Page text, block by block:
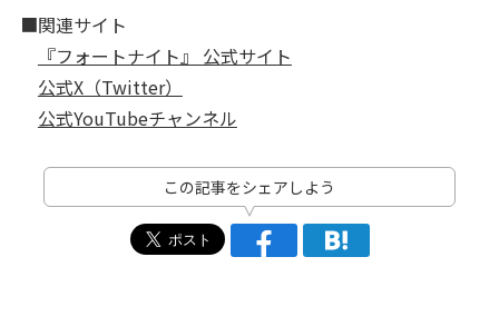
■関連サイト
『フォートナイト』 公式サイト
公式X（Twitter）
公式YouTubeチャンネル
この記事をシェアしよう